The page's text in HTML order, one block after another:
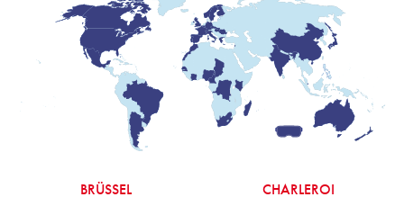
BRÜSSEL CHARLEROI